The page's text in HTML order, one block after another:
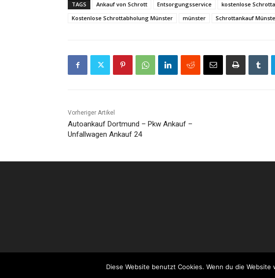
TAGS Ankauf von Schrott Entsorgungsservice
kostenlose
Kostenlose Schrottabholung Münster
münster Schrottankauf
Vorheriger Artikel
Autoankauf Dortmund – Pkw Ankauf –
Unfallwagen Ankauf 24
Diese Website benutzt Cookies. Wenn du die